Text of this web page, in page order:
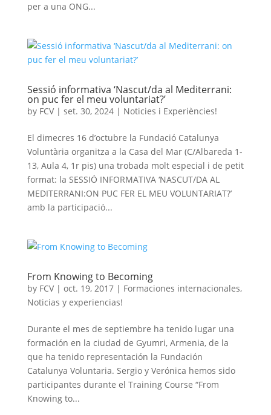
per a una ONG...
Sessió informativa ‘Nascut/da al Mediterrani:
on puc fer el meu voluntariat?’
by FCV| set. 30, 2024| Noticies i Experiències!
El dimecres 16 d’octubre la Fundació Catalunya
Voluntària organitza a la Casa del Mar (C/Albareda 1-
13, Aula 4, 1r pis) una trobada molt especial i de petit
format: la SESSIÓ INFORMATIVA ‘NASCUT/DA AL
MEDITERRANI:ON PUC FER EL MEU VOLUNTARIAT?’
amb la participació...
From Knowing to Becoming
by FCV| oct. 19, 2017| Formaciones internacionales,
Noticias y experiencias!
Durante el mes de septiembre ha tenido lugar una
formación en la ciudad de Gyumri, Armenia, de la
que ha tenido representación la Fundación
Catalunya Voluntaria. Sergio y Verónica hemos sido
participantes durante el Training Course “From
Knowing to...